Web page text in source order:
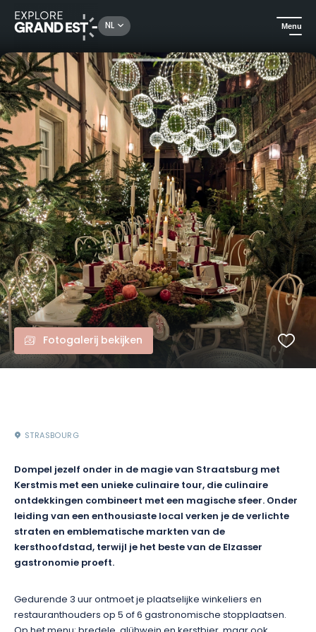
NL Menu
Kijk je ogen uit in de Grand Est Food Tour, een gastronomische rondleiding over de kerstmarkt van Straatsburg
Fotogalerij bekijken
STRASBOURG
Dompel jezelf onder in de magie van Straatsburg met
Kerstmis met een unieke culinaire tour, die culinaire
ontdekkingen combineert met een magische sfeer. Onder
leiding van een enthousiaste local verken je de verlichte
straten en emblematische markten van de
kersthoofdstad, terwijl je het beste van de Elzasser
gastronomie proeft.
Gedurende 3 uur ontmoet je plaatselijke winkeliers en
restauranthouders op 5 of 6 gastronomische stopplaatsen.